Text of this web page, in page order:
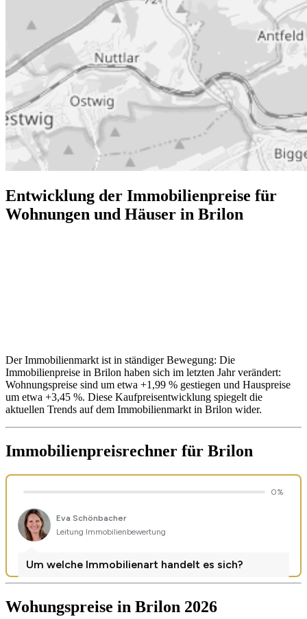
Entwicklung der Immobilienpreise für
Wohnungen und Häuser in Brilon
Der Immobilienmarkt ist in ständiger Bewegung: Die
Immobilienpreise in Brilon haben sich im letzten Jahr verändert:
Wohnungspreise sind um etwa +1,99 % gestiegen und Hauspreise
um etwa +3,45 %. Diese Kaufpreisentwicklung spiegelt die
aktuellen Trends auf dem Immobilienmarkt in Brilon wider.
Immobilienpreisrechner für Brilon
Wohungspreise in Brilon 2026